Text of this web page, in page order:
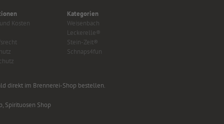
Kosten
Kategorien
Weisenbach
Leckerelle®
Stein-Zeit®
Schnaps4fun
direkt im Brennerei-Shop bestellen.
Spirituosen Shop